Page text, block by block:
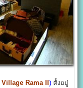
Village Rama II) ตั้งอยู่